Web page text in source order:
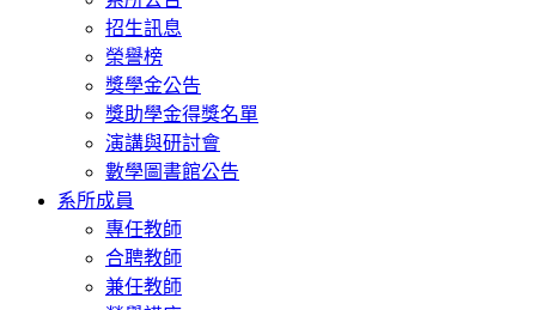
招生訊息
榮譽榜
獎學金公告
獎助學金得獎名單
演講與研討會
數學圖書館公告
系所成員
專任教師
合聘教師
兼任教師